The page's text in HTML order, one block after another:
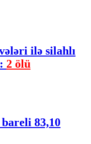
ilə silahlı
2 ölü
83,10